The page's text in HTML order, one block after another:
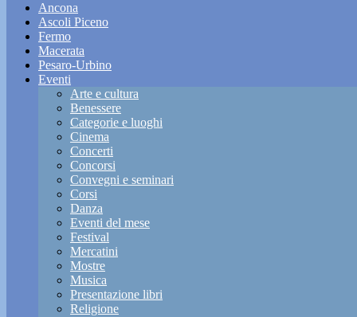
Ancona
Ascoli Piceno
Fermo
Macerata
Pesaro-Urbino
Eventi
Arte e cultura
Benessere
Categorie e luoghi
Cinema
Concerti
Concorsi
Convegni e seminari
Corsi
Danza
Eventi del mese
Festival
Mercatini
Mostre
Musica
Presentazione libri
Religione